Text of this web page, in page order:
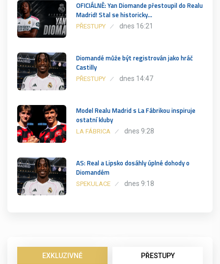
OFICIÁLNĚ: Yan Diomande přestoupil do Realu
Madrid! Stal se historicky…
PŘESTUPY dnes 16:21
Diomandé může být registrován jako hráč
Castilly
PŘESTUPY dnes 14:47
Model Realu Madrid s La Fábrikou inspiruje
ostatní kluby
LA FÁBRICA dnes 9:28
AS: Real a Lipsko dosáhly úplné dohody o
Diomandém
SPEKULACE dnes 9:18
EXKLUZIVNĚ PŘESTUPY